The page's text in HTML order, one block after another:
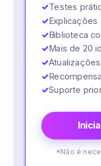
✓Testes
✓Explicações
✓Biblioteca
✓Mais de 20
✓
✓
✓Suporte
*Não é